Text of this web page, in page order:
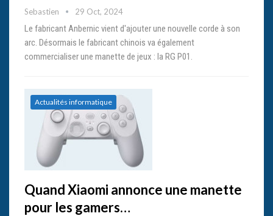
Sebastien 29 Oct, 2024
Le fabricant Anbernic vient d'ajouter une nouvelle corde à son
arc. Désormais le fabricant chinois va également
commercialiser une manette de jeux : la RG P01.
Actualités informatique
Quand Xiaomi annonce une manette
pour les gamers…